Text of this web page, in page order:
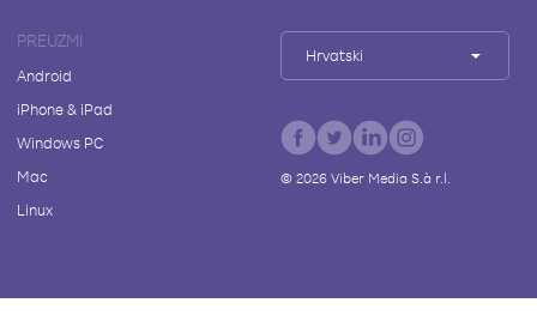
PREUZMI
Android
iPhone & iPad
Windows PC
Mac
Linux
Hrvatski
© 2026Viber Media S.à r.l.